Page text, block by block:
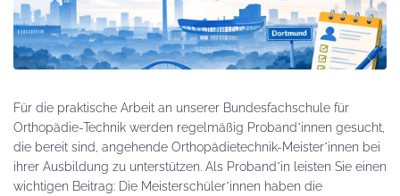
Für die praktische Arbeit an unserer Bundesfachschule für
Orthopädie-Technik werden regelmäßig Proband*innen gesucht,
die bereit sind, angehende Orthopädietechnik-Meister*innen bei
ihrer Ausbildung zu unterstützen. Als Proband*in leisten Sie einen
wichtigen Beitrag: Die Meisterschüler*innen haben die